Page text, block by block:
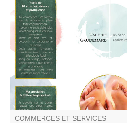
Forte de 20 ans d'expérience, je
réflexes des pieds, mains, visage
cartographie du corps entier
tensions des organes.
COMMERCES ET SERVICES